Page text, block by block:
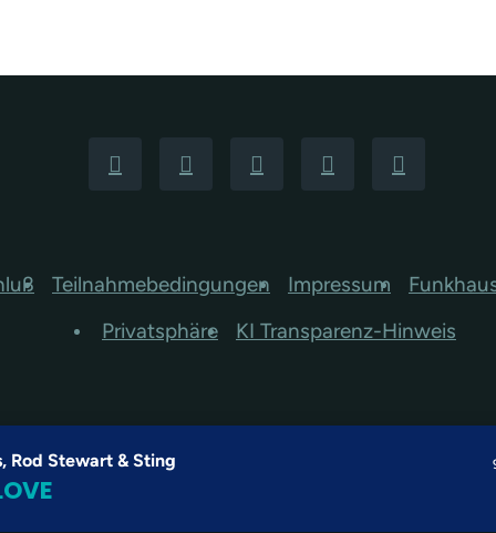
Teilnahmebedingungen Impressum
Privatsphäre
KI Transparenz-Hinweis
Rod Stewart & Sting